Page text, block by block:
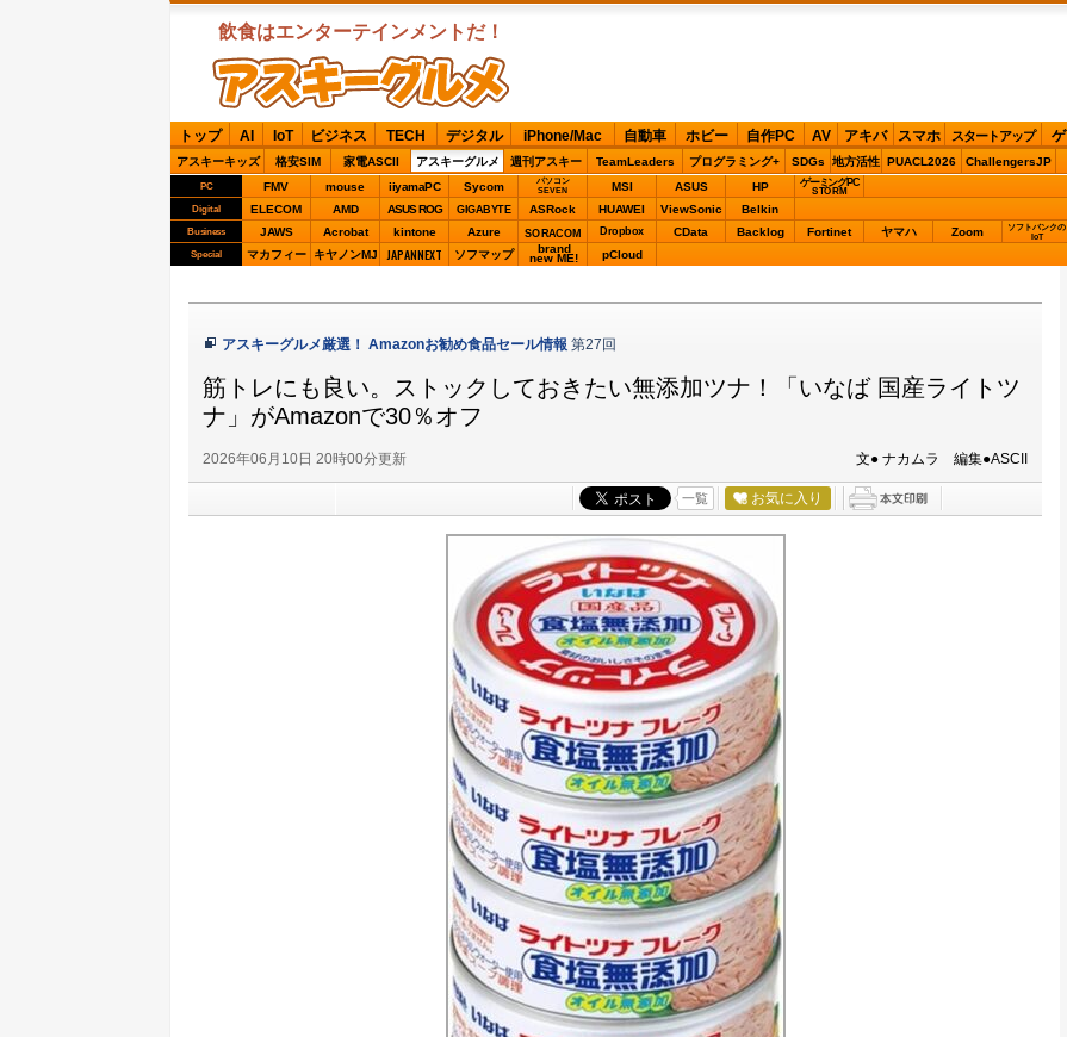
飲食はエンターテインメントだ！
ASCIIグルメ
トップ AI IoT ビジネス TECH デジタル iPhone/Mac 自動車 ホビー 自作PC AV アキバ スマホ スタートアップ
アスキーキッズ 格安SIM 家電ASCII アスキーグルメ 週刊アスキー TeamLeaders プログラミング+ SDGs 地方活性 PUACL2026 ChallengersJP
PC FMV mouse iiyamaPC Sycom
パソコン
SEVEN
MSI ASUS HP ゲーミングPC
STORM
Digital ELECOM AMD ASUS ROG GIGABYTE ASRock HUAWEI ViewSonic Belkin
Business JAWS Acrobat kintone Azure SORACOM Dropbox CData Backlog Fortinet ヤマハ Zoom
ソフトバンクの
IoT
Special マカフィー キヤノンMJ JAPANNEXT ソフマップ brand
new ME! pCloud
アスキーグルメ厳選！ Amazonお勧め食品セール情報 第27回
筋トレにも良い。ストックしておきたい無添加ツナ！「いなば 国産ライトツ
ナ」がAmazonで30％オフ
2026年06月10日 20時00分更新 文● ナカムラ 編集●ASCII
一覧 お気に入り